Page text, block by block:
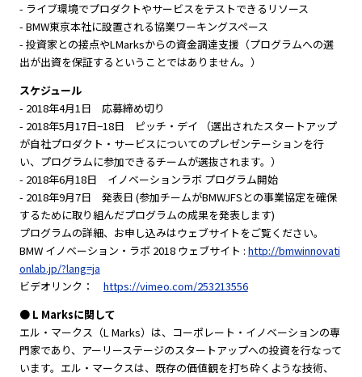
- ライブ環境でプロダクトやサービスをテストできるリソース
- BMW東京本社に設置される協業ワーキングスペース
- 投資家との接点やLMarksからの資金調達支援（プログラムへの選
出が出資を保証するということではありません。）
スケジュール
- 2018年4月1日 応募締め切り
- 2018年5月17日−18日 ピッチ・デイ （選出されたスタートアップ
が自社プロダクト・サービスについてのプレゼンテーションを行
い、プログラムに参加できるチームが選抜されます。）
- 2018年6月18日 イノベーションラボ プログラム開始
- 2018年9月7日 発表日 (参加チームがBMWJFSとの事業協定を確保
するために取り組んだプログラムの成果を発表します)
プログラムの詳細、お申し込みはウェブサイトをご覧ください。
BMW イノベーション・ラボ 2018 ウェブサイト : http://bmwinnovati
onlab.jp/?lang=ja
ビデオリンク： https://vimeo.com/253213556
● L Marksに関して
エル・マークス（L Marks）は、コーポレート・イノベーションの専
門家であり、アーリーステージのスタートアップへの投資を行なって
います。エル・マークスは、既存の価値観を打ち砕くような技術、